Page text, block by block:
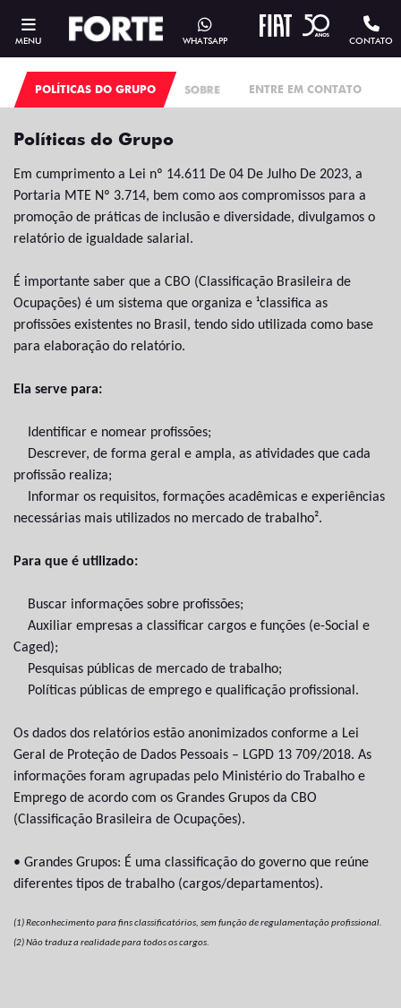
MENU CONTATO
WHATSAPP
SOBRE ENTRE EM CONTATO
POLÍTICAS DO GRUPO
Políticas do Grupo
Em cumprimento a Lei nº 14.611 De 04 De Julho De 2023, a
Portaria MTE Nº 3.714, bem como aos compromissos para a
promoção de práticas de inclusão e diversidade, divulgamos o
relatório de igualdade salarial.
É importante saber que a CBO (Classificação Brasileira de
Ocupações) é um sistema que organiza e ¹classifica as
profissões existentes no Brasil, tendo sido utilizada como base
para elaboração do relatório.
Ela serve para:
Identificar e nomear profissões;
Descrever, de forma geral e ampla, as atividades que cada
profissão realiza;
Informar os requisitos, formações acadêmicas e experiências
necessárias mais utilizados no mercado de trabalho².
Para que é utilizado:
Buscar informações sobre profissões;
Auxiliar empresas a classificar cargos e funções (e-Social e
Caged);
Pesquisas públicas de mercado de trabalho;
Políticas públicas de emprego e qualificação profissional.
Os dados dos relatórios estão anonimizados conforme a Lei
Geral de Proteção de Dados Pessoais – LGPD 13 709/2018. As
informações foram agrupadas pelo Ministério do Trabalho e
Emprego de acordo com os Grandes Grupos da CBO
(Classificação Brasileira de Ocupações).
• Grandes Grupos: É uma classificação do governo que reúne
diferentes tipos de trabalho (cargos/departamentos).
(1) Reconhecimento para fins classificatórios, sem função de regulamentação profissional.
(2) Não traduz a realidade para todos os cargos.